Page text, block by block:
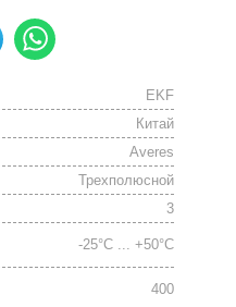
EKF
Китай
Averes
Трехполюсной
3
-25°C ... +50°C
400